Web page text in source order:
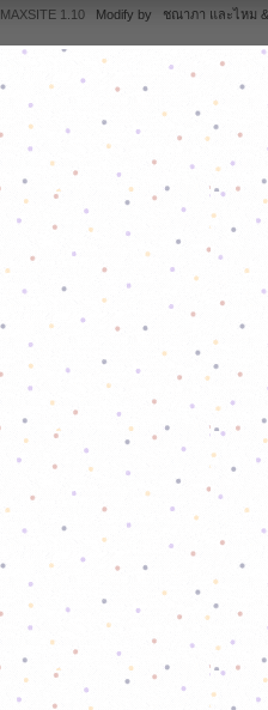
MAXSITE 1.10 Modify by ชณาภา และไหม